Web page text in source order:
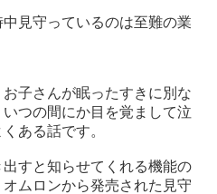
見守っているのは至難の業
子さんが眠ったすきに別な
つの間にか目を覚まして泣
ある話です。
すと知らせてくれる機能の
ムロンから発売された見守